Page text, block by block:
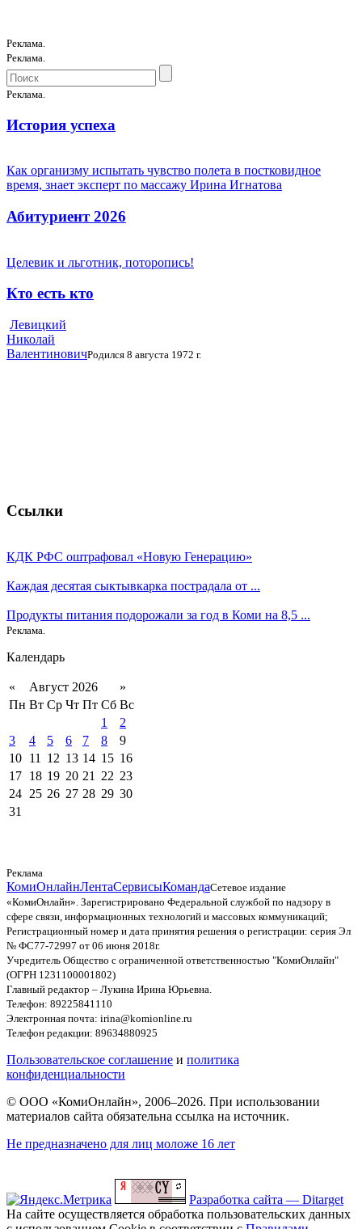
Реклама.
Реклама.
Реклама.
История успеха
Как организму испытать чувство полета в постковидное
время, знает эксперт по массажу Ирина Игнатова
Абитуриент 2026
Целевик и льготник, поторопись!
Кто есть кто
Левицкий
Николай
ВалентиновичРодился 8 августа 1972 г.
Ссылки
КДК РФС оштрафовал «Новую Генерацию»
Каждая десятая сыктывкарка пострадала от ...
Продукты питания подорожали за год в Коми на 8,5 ...
Реклама.
Календарь
« Август 2026
»
Пн Вт Ср Чт Пт Сб Вс
1
2
3
4 5 6 7 8
9
10 11 12 13 14 15 16
17 18 19 20 21 22 23
24 25 26 27 28 29 30
31
Реклама
КомиОнлайнЛентаСервисыКомандаСетевое издание
«КомиОнлайн». Зарегистрировано Федеральной службой по надзору в
сфере связи, информационных технологий и массовых коммуникаций;
Регистрационный номер и дата принятия решения о регистрации: серия Эл
№ ФС77-72997 от 06 июня 2018г.
Учредитель Общество с ограниченной ответственностью "КомиОнлайн"
(ОГРН 1231100001802)
Главный редактор – Лукина Ирина Юрьевна.
Телефон: 89225841110
Электронная почта: irina@komionline.ru
Телефон редакции: 89634880925
Пользовательское соглашение и политика
конфиденциальности
© ООО «КомиОнлайн», 2006–2026. При использовании
материалов сайта обязательна ссылка на источник.
Не предназначено для лиц моложе 16 лет
Разработка сайта — Ditarget
На сайте осуществляется обработка пользовательских данных